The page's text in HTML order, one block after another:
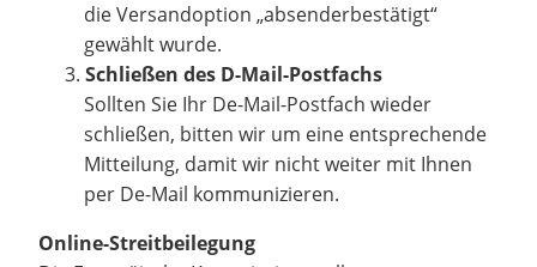
die Versandoption „absenderbestätigt“
gewählt wurde.
Schließen des D-Mail-Postfachs
Sollten Sie Ihr De-Mail-Postfach wieder
schließen, bitten wir um eine entsprechende
Mitteilung, damit wir nicht weiter mit Ihnen
per De-Mail kommunizieren.
Online-Streitbeilegung